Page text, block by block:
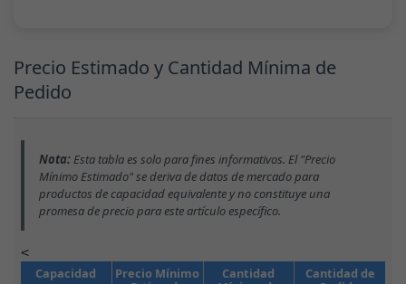
Precio Estimado y Cantidad Mínima de
Pedido
Nota:Esta tabla es solo para fines informativos. El "Precio
Mínimo Estimado" se deriva de datos de mercado para
productos de capacidad equivalente y no constituye una
promesa de precio para este artículo específico.
<
Capacidad
Precio Mínimo
Cantidad
Cantidad de